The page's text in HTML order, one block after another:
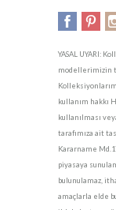
YASAL UYARI:
modellerimizin
kullanım hakkı
kullanılması
tarafımıza ait
Kararname
piyasaya
bulunulamaz,
amaçlarla elde